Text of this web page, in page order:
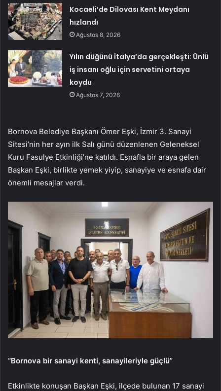
Kocaeli’de Dilovası Kent Meydanı
hızlandı
Ağustos 8, 2026
Yılın düğünü İtalya’da gerçekleşti: Ünlü
iş insanı oğlu için servetini ortaya
koydu
Ağustos 7, 2026
Bornova Belediye Başkanı Ömer Eşki, İzmir 3. Sanayi
Sitesi’nin her ayın ilk Salı günü düzenlenen Geleneksel
Kuru Fasulye Etkinliği’ne katıldı. Esnafla bir araya gelen
Başkan Eşki, birlikte yemek yiyip, sanayiye ve esnafa dair
önemli mesajlar verdi.
“Bornova bir sanayi kenti, sanayileriyle güçlü”
Etkinlikte konuşan Başkan Eşki, ilçede bulunan 17 sanayi